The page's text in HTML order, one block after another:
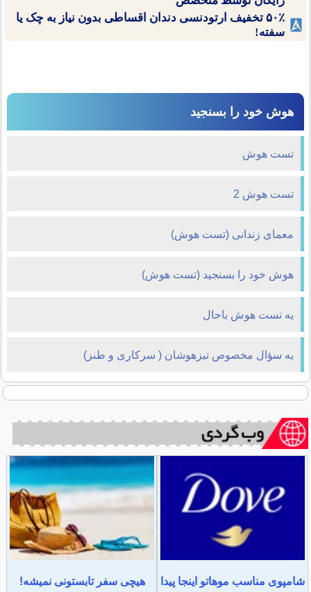
۵۰٪ تخفیف ارتودنسی دندان اقساطی بدون نیاز به چک یا
سفته!
هوش خود را بسنجید
تست هوش
تست هوش 2
معمای زندانی (تست هوش)
هوش خود را بسنجید (تست هوش)
یه تست هوش باحال
یه سؤال مخصوص تیزهوشان ( سرکاری و طنز)
شامپوی مناسب موهاتو اینجا پیدا
هیچی سفر تابستونی نمیشه!